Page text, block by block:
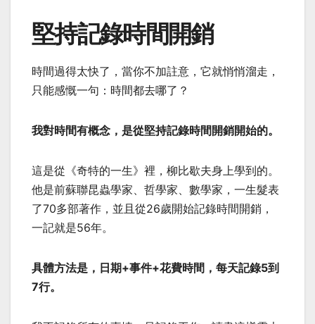
堅持記錄時間開銷
時間過得太快了，當你不加註意，它就悄悄溜走，
只能感慨一句：時間都去哪了？
我對時間有概念，是從堅持記錄時間開銷開始的。
這是從《奇特的一生》裡，柳比歇夫身上學到的。
他是前蘇聯昆蟲學家、哲學家、數學家，一生髮表
了70多部著作，並且從26歲開始記錄時間開銷，
一記就是56年。
具體方法是，日期+事件+花費時間，每天記錄5到
7行。